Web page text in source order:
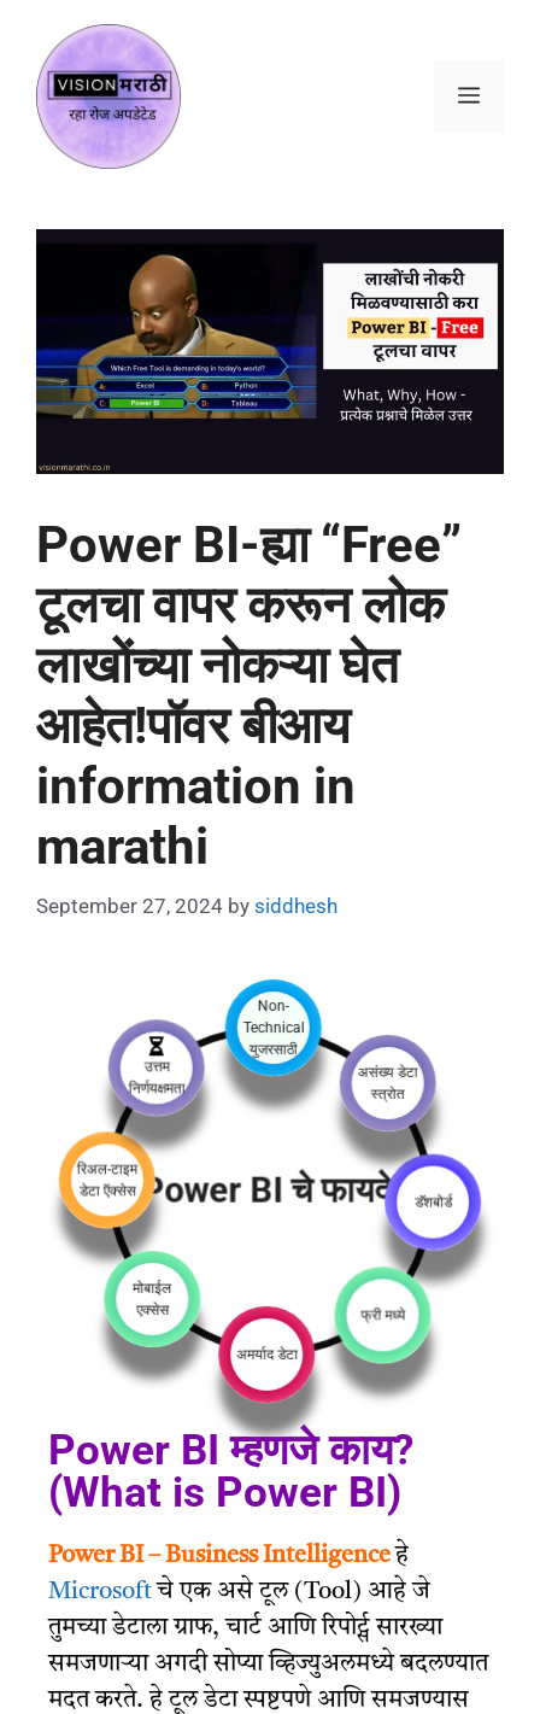
Power BI-ह्या “Free”
टूलचा वापर करून लोक
लाखोंच्या नोकऱ्या घेत
आहेत!पॉवर बीआय
information in
marathi
September 27, 2024 by siddhesh
Non-
Technical
युजरसाठी
Power BI चे फायदे!
डॅशबोर्ड
रिअल-टाइम
डेटा ऍक्सेस
अमर्याद डेटा
उत्तम
निर्णयक्षमता
फ्री मध्ये
असंख्य डेटा
स्त्रोत
मोबाईल
एक्सेस
Power BI म्हणजे काय?
(What is Power BI)
Power BI – Business Intelligenceहे
Microsoftचे एक असे टूल (Tool) आहे जे
तुमच्या डेटाला ग्राफ, चार्ट आणि रिपोर्ट्स सारख्या
समजणाऱ्या अगदी सोप्या व्हिज्युअलमध्येबदलण्यात
मदत करते. हे टूल डेटा स्पष्टपणे आणि समजण्यास